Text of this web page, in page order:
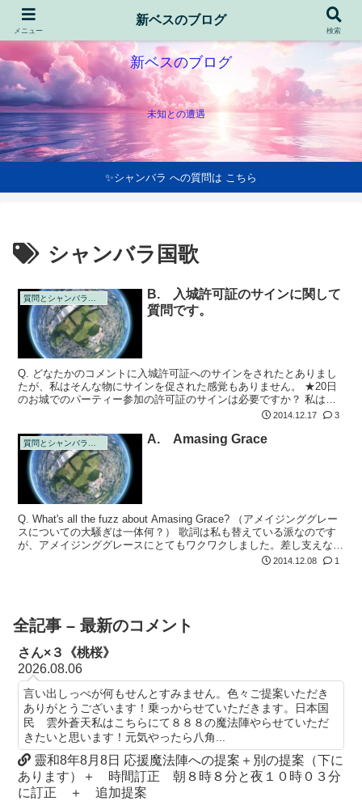
新ベスのブログ
未知との遭遇
✨シャンバラ への質問は こちら
シャンバラ国歌
B. 入城許可証のサインに関して
質問です。
Q. どなたかのコメントに入城許可証へのサインをされたとありまし
たが、私はそんな物にサインを促された感覚もありません。 ★20日
のお城でのパーティー参加の許可証のサインは必要ですか？ 私は、
視覚的にスタッフさんを妄想でないと創りだせ無いので、スタッフさ
2014.12.17 3
質問とシャンバラの回答 A. Amasing Grace
Q. What's all the fuzz about Amasing Grace? （アメイジンググレー
スについての大騒ぎは一体何？） 歌詞は私も替えている派なのです
が、アメイジンググレースにとてもワクワクしました。差し支えなけ
2014.12.08 1
全記事 – 最新のコメント
さん×３《桃桜》
2026.08.06
言い出しっぺが何もせんとすみません。色々ご提案いただき
ありがとうございます！乗っからせていただきます。日本国
民 雲外蒼天私はこちらにて８８８の魔法陣やらせていただ
きたいと思います！元気やったら八角...
靈和8年8月8日 応援魔法陣への提案＋別の提案（下に
あります）＋ 時間訂正 朝８時８分と夜１０時０３分
に訂正 ＋ 追加提案
メニュー
新ベスのブログ
検索